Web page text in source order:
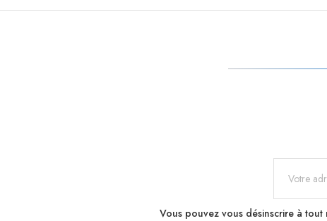
Vous pouvez vous désinscrire à